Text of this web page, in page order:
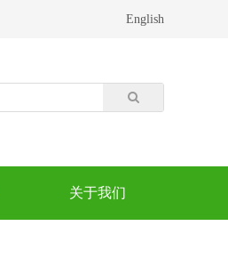
English
关于我们